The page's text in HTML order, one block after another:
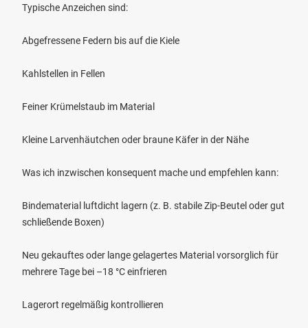
Typische Anzeichen sind:
Abgefressene Federn bis auf die Kiele
Kahlstellen in Fellen
Feiner Krümelstaub im Material
Kleine Larvenhäutchen oder braune Käfer in der Nähe
Was ich inzwischen konsequent mache und empfehlen kann:
Bindematerial luftdicht lagern (z. B. stabile Zip-Beutel oder gut
schließende Boxen)
Neu gekauftes oder lange gelagertes Material vorsorglich für
mehrere Tage bei –18 °C einfrieren
Lagerort regelmäßig kontrollieren